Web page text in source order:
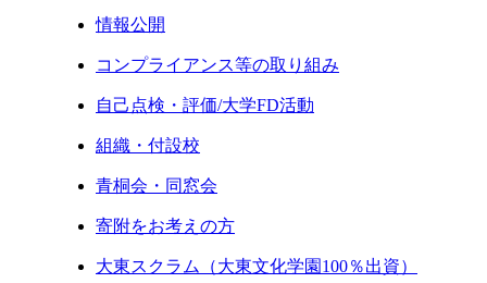
情報公開
コンプライアンス等の取り組み
自己点検・評価/大学FD活動
組織・付設校
青桐会・同窓会
寄附をお考えの方
大東スクラム（大東文化学園100％出資）